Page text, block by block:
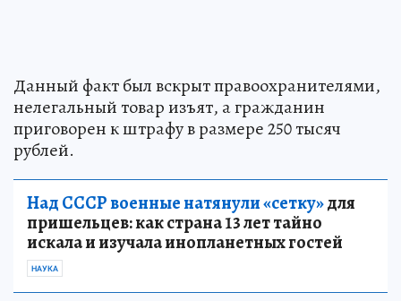
Данный факт был вскрыт правоохранителями,
нелегальный товар изъят, а гражданин
приговорен к штрафу в размере 250 тысяч
рублей.
Над СССР военные натянули «сетку»для
пришельцев: как страна 13 лет тайно
искала и изучала инопланетных гостей
НАУКА